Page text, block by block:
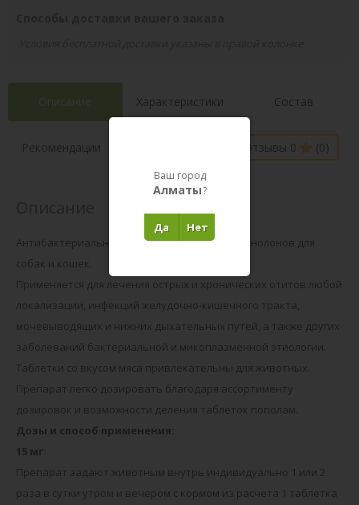
Описание Характеристики Состав
Рекомендации Отзывы 0 (0)
Антибактериальное средство группы фторхинолонов для
собак и кошек.
Применяется для лечения острых и хронических отитов любой
локализации, инфекций желудочно-кишечного тракта,
мочевыводящих и нижних дыхательных путей, а также других
заболеваний бактериальной и микоплазменной этиологии.
Таблетки со вкусом мяса привлекательны для животных.
Препарат легко дозировать благодаря ассортименту
дозировок и возможности деления таблеток пополам.
Дозы и способ применения:
15 мг:
Препарат задают животным внутрь индивидуально 1 или 2
раза в сутки утром и вечером с кормом из расчета 1 таблетка
Ваш город
Алматы?
Нет
Да